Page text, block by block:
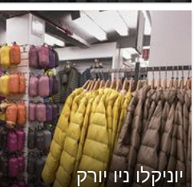
יוניקלו ניו יורק